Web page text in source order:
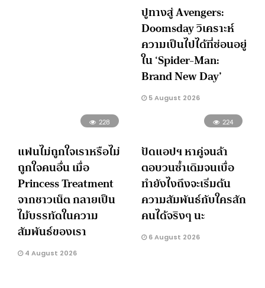
ปูทางสู่ Avengers:
Doomsday วิเคราะห์
ความเป็นไปได้ที่ซ่อนอยู่
ใน ‘Spider-Man:
Brand New Day’
5 August 2026
228
แฟนไม่ถูกใจเราหรือไม่
ถูกใจคนอื่น เมื่อ
Princess Treatment
จากชาวเน็ต กลายเป็น
ไม้บรรทัดในความ
สัมพันธ์ของเรา
4 August 2026
224
ปัดแอปฯ หาคู่จนล้า
ตอบวนซ้ำเดิมจนเบื่อ
ทำยังไงถึงจะเริ่มต้น
ความสัมพันธ์กับใครสัก
คนได้จริงๆ นะ
6 August 2026